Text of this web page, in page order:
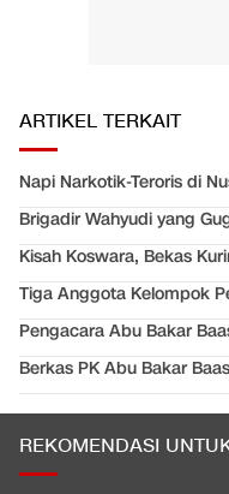
ARTIKEL TERKAIT
Napi Narkotik-Teroris di
Brigadir Wahyudi yang
Kisah Koswara, Bekas
Tiga Anggota Kelompok
Pengacara Abu Bakar
Berkas PK Abu Bakar
REKOMENDASI